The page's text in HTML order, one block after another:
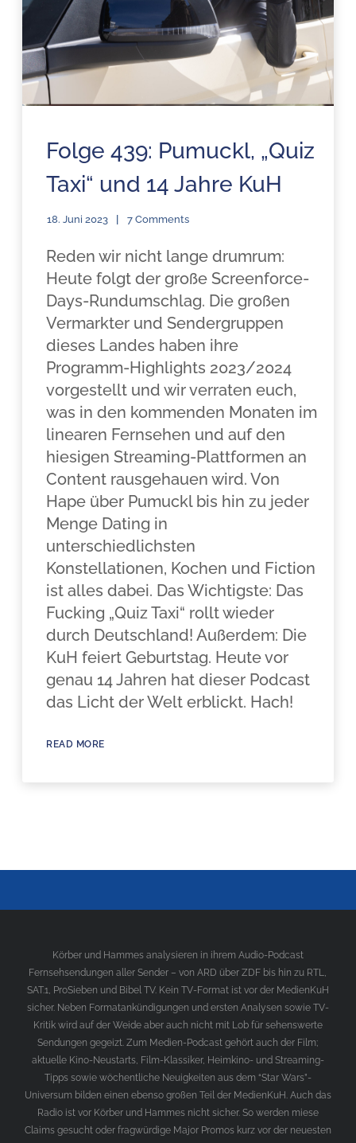
Folge 439: Pumuckl, „Quiz
Taxi“ und 14 Jahre KuH
18. Juni 2023 7 Comments
Reden wir nicht lange drumrum:
Heute folgt der große Screenforce-
Days-Rundumschlag. Die großen
Vermarkter und Sendergruppen
dieses Landes haben ihre
Programm-Highlights 2023/2024
vorgestellt und wir verraten euch,
was in den kommenden Monaten im
linearen Fernsehen und auf den
hiesigen Streaming-Plattformen an
Content rausgehauen wird. Von
Hape über Pumuckl bis hin zu jeder
Menge Dating in
unterschiedlichsten
Konstellationen, Kochen und Fiction
ist alles dabei. Das Wichtigste: Das
Fucking „Quiz Taxi“ rollt wieder
durch Deutschland! Außerdem: Die
KuH feiert Geburtstag. Heute vor
genau 14 Jahren hat dieser Podcast
das Licht der Welt erblickt. Hach!
READ MORE
Körber und Hammes analysieren in ihrem Audio-Podcast
Fernsehsendungen aller Sender – von ARD über ZDF bis hin zu RTL,
SAT.1, ProSieben und Bibel TV. Kein TV-Format ist vor der MedienKuH
sicher. Neben Formatankündigungen und ersten Analysen sowie TV-
Kritik wird auf der Weide aber auch nicht mit Lob für sehenswerte
Sendungen gegeizt. Zum Medien-Podcast gehört auch der Film;
aktuelle Kino-Neustarts, Film-Klassiker, Heimkino- und Streaming-
Tipps sowie wöchentliche Neuigkeiten aus dem “Star Wars”-
Universum bilden einen ebenso großen Teil der MedienKuH. Auch das
Radio ist vor Körber und Hammes nicht sicher. So werden miese
Claims gesucht oder fragwürdige Major Promos kurz vor der neuesten